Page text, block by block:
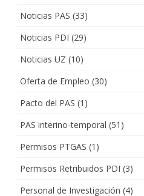
Noticias PAS (33)
Noticias PDI (29)
Noticias UZ (10)
Oferta de Empleo (30)
Pacto del PAS (1)
PAS interino-temporal (51)
Permisos PTGAS (1)
Permisos Retribuidos PDI (3)
Personal de Investigación (4)